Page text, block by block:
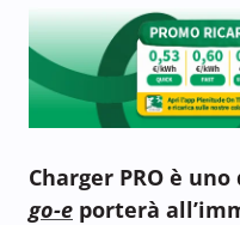
Charger PRO è
go-e porterà